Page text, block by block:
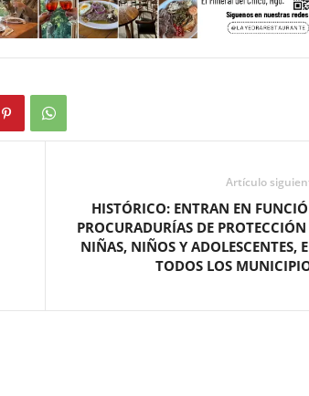
Artículo
HISTÓRICO: ENTRAN EN
PROCURADURÍAS DE
NIÑAS, NIÑOS Y ADOLESCENTES,
TODOS LOS